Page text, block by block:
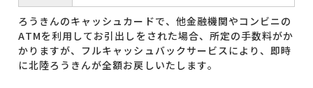
ろうきんのキャッシュカードで、他金融機関やコンビニの
ATMを利用してお引出しをされた場合、所定の手数料がか
かりますが、フルキャッシュバックサービスにより、即時
に北陸ろうきんが全額お戻しいたします。